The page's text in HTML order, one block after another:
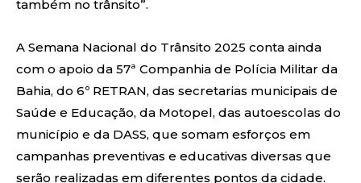
também no trânsito”.
A Semana Nacional do Trânsito 2025 conta ainda
com o apoio da 57ª Companhia de Polícia Militar da
Bahia, do 6º RETRAN, das secretarias municipais de
Saúde e Educação, da Motopel, das autoescolas do
município e da DASS, que somam esforços em
campanhas preventivas e educativas diversas que
serão realizadas em diferentes pontos da cidade.